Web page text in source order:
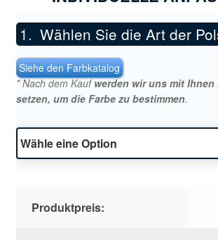
Wählen Sie die Art der
Siehe den Farbkatalog
* Nach dem Kaufwerden wir uns mit
setzen, um die Farbe zu bestimmen.
Produktpreis: